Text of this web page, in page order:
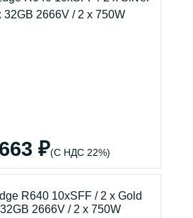
₽(С НДС 22%)
R640 10xSFF / 2 x Gold
2666V / 2 x 750W